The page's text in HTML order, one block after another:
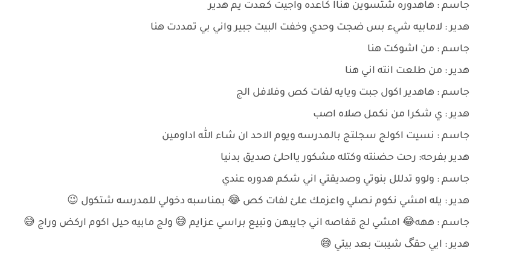
جاسم : هاهدوره شتسوين هناا كاعده واجيت كعدت يم هدير
هدير : لامابيه شيء بس ضجت وحدي وخفت البيت جبير واني بي تمددت هنا
جاسم : من اشوكت هنا
هدير : من طلعت انته اني هنا
جاسم : هاهدير اكول جبت ويايه لفات كص وفلافل الج
هدير : ي شكرا من نكمل صلاه اصب
جاسم : نسيت اكولج سجلتج بالمدرسه ويوم الاحد ان شاء الله اداومين
هدير بفرحه: رحت حضنته وكتله مشكور يااحلئ صديق بدنيا
جاسم : ولوو تدللل بنوتي وصديقتي اني شكم هدوره عندي
هدير : يله امشي نكوم نصلي واعزمك علئ لفات كص 😂 بمناسبه دخولي للمدرسه شتكول 😉
جاسم : ههه😂 امشي لج قفاصه اني جايبهن وتبيع براسي عزايم 😅 ولج مابيه حيل اكوم اركض وراج 😅
هدير : ايي حقگ شيبت بعد بيتي 😅